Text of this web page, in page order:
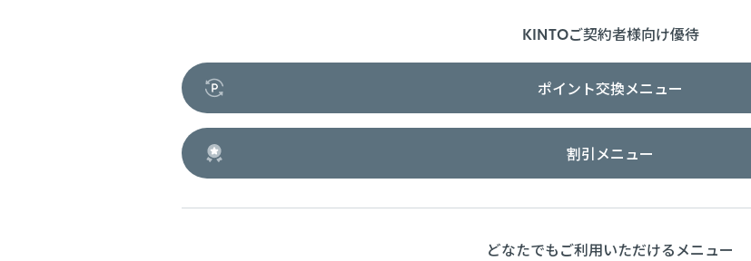
KINTOご契約者様向け優待
ポイント交換メニュー
割引メニュー
どなたでもご利用いただけるメニュー